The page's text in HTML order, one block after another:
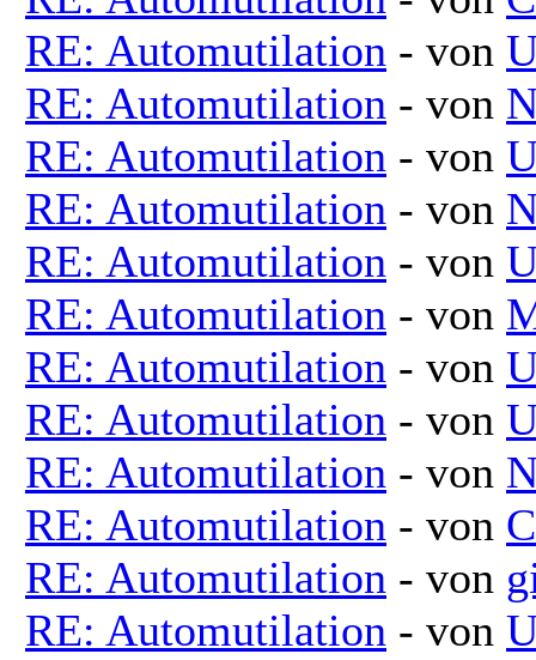
RE: Automutilation - von
RE: Automutilation - von
RE: Automutilation - von
RE: Automutilation - von
RE: Automutilation - von
RE: Automutilation - von
RE: Automutilation - von
RE: Automutilation - von
RE: Automutilation - von
RE: Automutilation - von
RE: Automutilation - von
RE: Automutilation - von